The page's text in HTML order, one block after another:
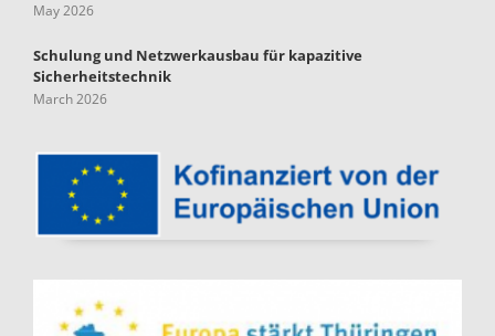
May 2026
Schulung und Netzwerkausbau für kapazitive
Sicherheitstechnik
March 2026